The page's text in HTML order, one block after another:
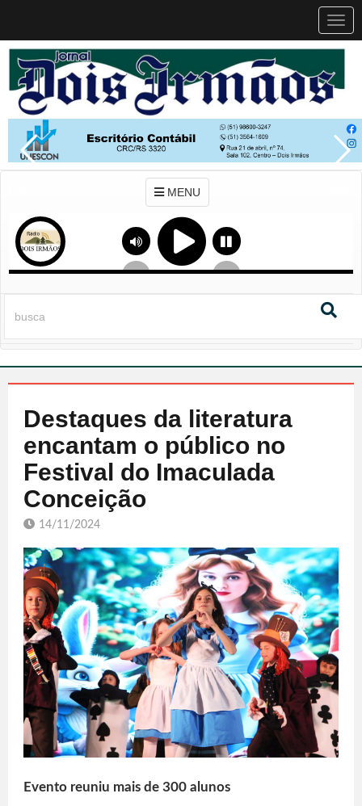
MENU
Destaques da literatura
encantam o público no
Festival do Imaculada
Conceição
14/11/2024
Evento reuniu mais de 300 alunos